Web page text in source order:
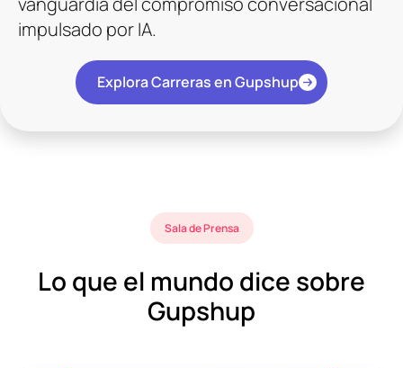
impulsado por IA.
Explora Carreras en Gupshup
Sala de Prensa
Lo que el mundo dice sobre
Gupshup